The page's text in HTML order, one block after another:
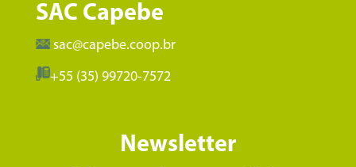
SAC Capebe
sac@capebe.coop.br
+55 (35) 99720-7572
Newsletter